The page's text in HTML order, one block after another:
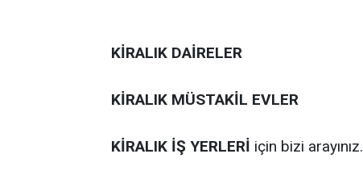
KİRALIK DAİRELER
KİRALIK MÜSTAKİL EVLER
KİRALIK İŞ YERLERİ için bizi arayınız.